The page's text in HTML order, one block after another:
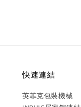
快速連結
英菲克包裝機械